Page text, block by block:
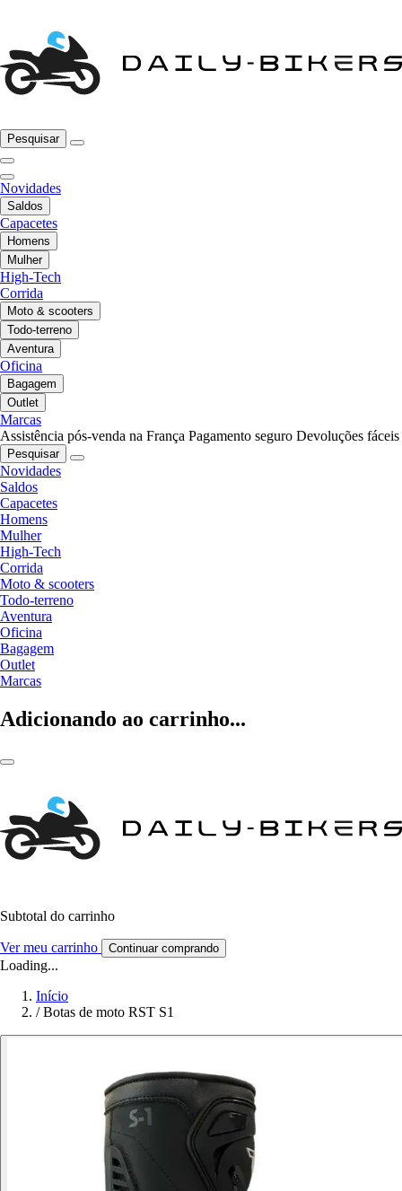
Pesquisar
Novidades
Saldos
Capacetes
Homens
Mulher
High-Tech
Corrida
Moto & scooters
Todo-terreno
Aventura
Oficina
Bagagem
Outlet
Marcas
Assistência pós-venda na França Pagamento seguro Devoluções fáceis
Pesquisar
Novidades
Saldos
Capacetes
Homens
Mulher
High-Tech
Corrida
Moto & scooters
Todo-terreno
Aventura
Oficina
Bagagem
Outlet
Marcas
Adicionando ao carrinho...
Subtotal do carrinho
Ver meu carrinho Continuar comprando
Loading...
Início
/ Botas de moto RST S1